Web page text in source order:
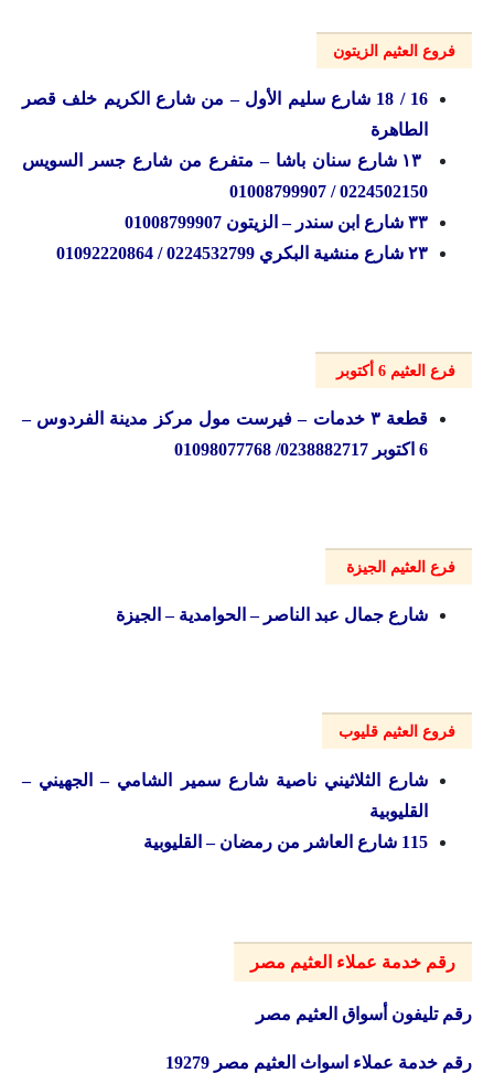
فروع العثيم الزيتون
16 / 18 شارع سليم الأول – من شارع الكريم خلف قصر
الطاهرة
۱۳ شارع سنان باشا – متفرع من شارع جسر السويس
0224502150 / 01008799907
۳۳ شارع ابن سندر – الزيتون 01008799907
۲۳ شارع منشية البكري 0224532799 / 01092220864
فرع العثيم 6 أكتوبر
قطعة ۳ خدمات – فيرست مول مركز مدينة الفردوس –
6 اکتوبر 0238882717/ 01098077768
فرع العثيم الجيزة
شارع جمال عبد الناصر – الحوامدية – الجيزة
فروع العثيم قليوب
شارع الثلاثيني ناصية شارع سمير الشامي – الجهيني –
القليوبية
115 شارع العاشر من رمضان – القليوبية
رقم خدمة عملاء العثيم مصر
رقم تليفون أسواق العثيم مصر
رقم خدمة عملاء اسواث العثيم مصر 19279